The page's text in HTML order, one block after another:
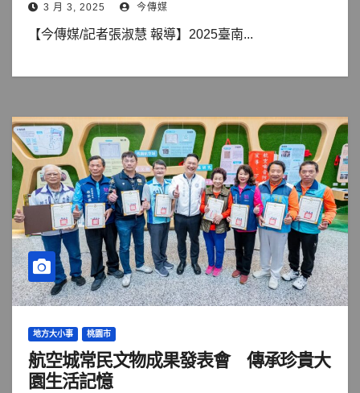
3 月 3, 2025 今傳媒
【今傳媒/記者張淑慧 報導】2025臺南...
地方大小事 桃園市
航空城常民文物成果發表會 傳承珍貴大
園生活記憶